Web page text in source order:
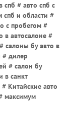
спб # авто спб с
спб и области #
с пробегом #
в автосалоне #
салоны бу авто в
# дилер
# салон бу
в санкт
Китайские авто
максимум